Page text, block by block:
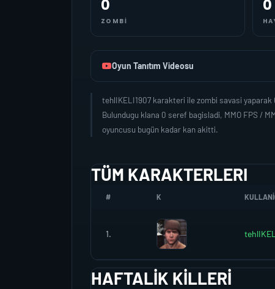
0
ZOMBI
0
Oyun Tanıtım Videosu
tehlIKELI1907 karakteri ile zombi savasi
Bulundugu klana 0 seref bagisladi, MMO FPS /
oyuncusu bugün kadar kan akitti.
TÜM KARAKTERLERI
# K
1.
HAFTALIK KILLERI